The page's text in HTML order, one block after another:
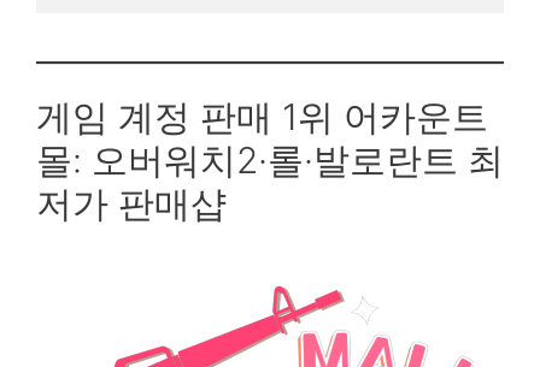
게임 계정 판매 1위 어카운트
몰: 오버워치2·롤·발로란트 최
저가 판매샵